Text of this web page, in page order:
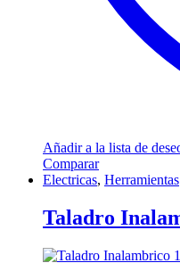
Añadir a la lista de
Comparar
Electricas, Herramientas
Taladro